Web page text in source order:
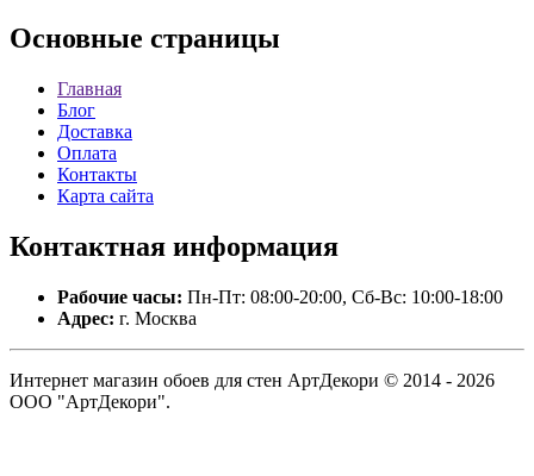
Основные страницы
Главная
Блог
Доставка
Оплата
Контакты
Карта сайта
Контактная информация
Рабочие часы: Пн-Пт: 08:00-20:00, Сб-Вс: 10:00-18:00
Адрес: г. Москва
Интернет магазин обоев для стен АртДекори © 2014 - 2026
ООО "АртДекори".